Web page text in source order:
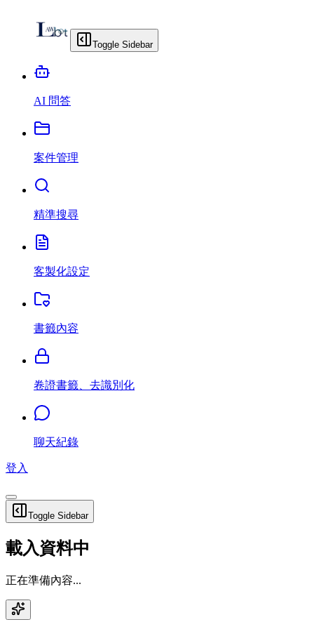
Toggle Sidebar
AI 問答
案件管理
精準搜尋
客製化設定
書籤內容
卷證書籤、去識別化
聊天紀錄
登入
Toggle Sidebar
載入資料中
正在準備內容...